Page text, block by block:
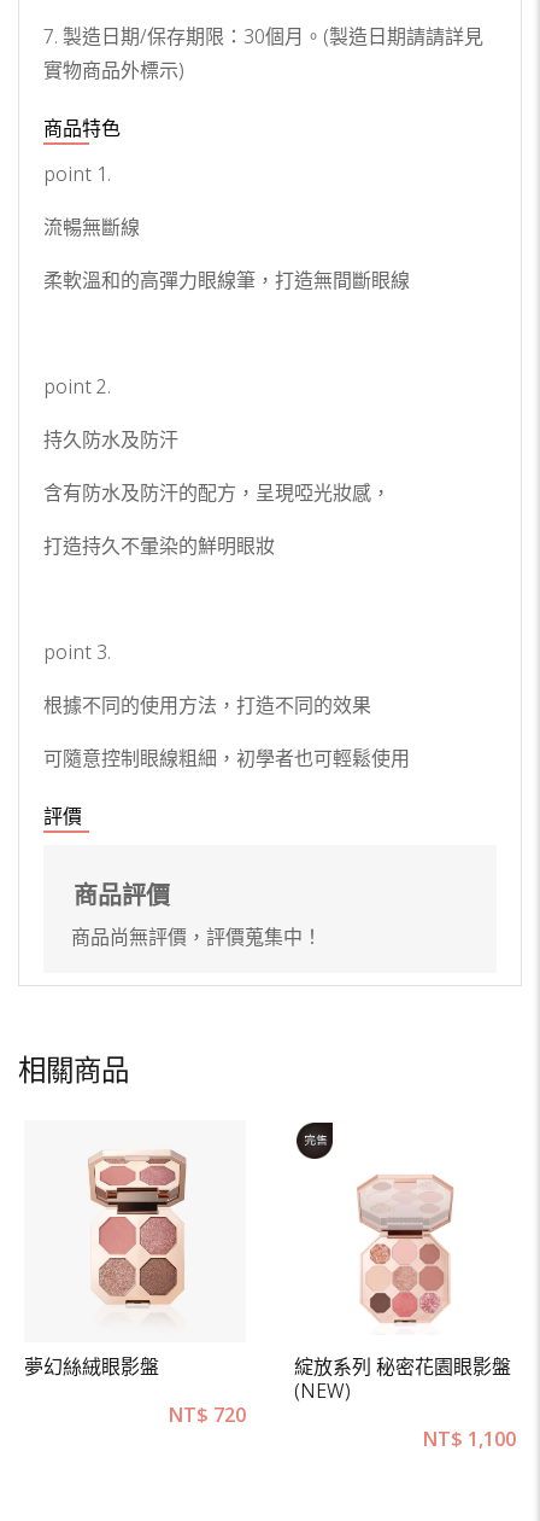
7. 製造日期/保存期限：30個月。(製造日期請請詳見
實物商品外標示)
商品特色
point 1.
流暢無斷線
柔軟溫和的高彈力眼線筆，打造無間斷眼線
point 2.
持久防水及防汗
含有防水及防汗的配方，呈現啞光妝感，
打造持久不暈染的鮮明眼妝
point 3.
根據不同的使用方法，打造不同的效果
可隨意控制眼線粗細，初學者也可輕鬆使用
評價
商品評價
商品尚無評價，評價蒐集中！
相關商品
夢幻絲絨眼影盤
NT$ 720
綻放系列 秘密花園眼影盤
(NEW)
NT$ 1,100